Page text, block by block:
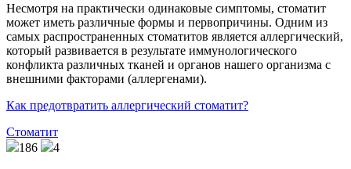
Несмотря на практически одинаковые симптомы, стоматит
может иметь различные формы и первопричины. Одним из
самых распространенных стоматитов является аллергический,
который развивается в результате иммунологического
конфликта различных тканей и органов нашего организма с
внешними факторами (аллергенами).
Как предотвратить аллергический стоматит?
Стоматит
186
4